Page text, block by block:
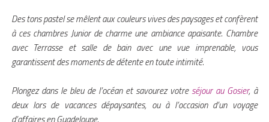
Des tons pastel se mêlent aux couleurs vives des paysages et confèrent
à ces chambres Junior de charme une ambiance apaisante. Chambre
avec Terrasse et salle de bain avec une vue imprenable, vous
garantissent des moments de détente en toute intimité.
Plongez dans le bleu de l’océan et savourez votreséjour au Gosier, à
deux lors de vacances dépaysantes, ou à l’occasion d’un voyage